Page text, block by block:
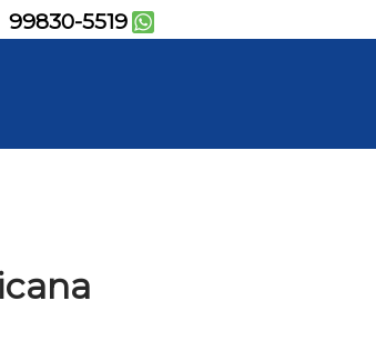
99830-5519